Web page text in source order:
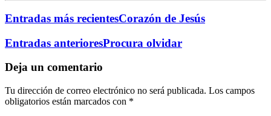
Entradas más recientesCorazón de Jesús
Entradas anterioresProcura olvidar
Deja un comentario
Tu dirección de correo electrónico no será publicada. Los campos
obligatorios están marcados con *